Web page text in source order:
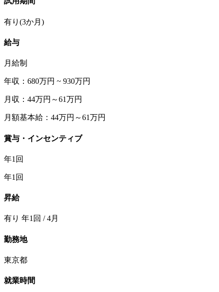
有り(3か月)
給与
月給制
年収：680万円 ~ 930万円
月収：44万円～61万円
月額基本給：44万円～61万円
賞与・インセンティブ
年1回
年1回
昇給
有り 年1回 / 4月
勤務地
東京都
就業時間